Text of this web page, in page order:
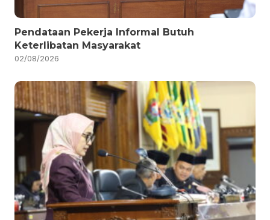
Pendataan Pekerja Informal Butuh
Keterlibatan Masyarakat
02/08/2026